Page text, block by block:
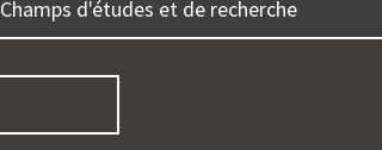
Champs d'études et de recherche